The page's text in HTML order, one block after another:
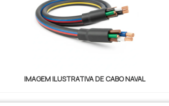
IMAGEM ILUSTRATIVA DE CABO NAVAL